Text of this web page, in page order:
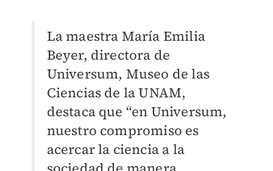
La maestra María Emilia
Beyer, directora de
Universum, Museo de las
Ciencias de la UNAM,
destaca que “en Universum,
nuestro compromiso es
acercar la ciencia a la